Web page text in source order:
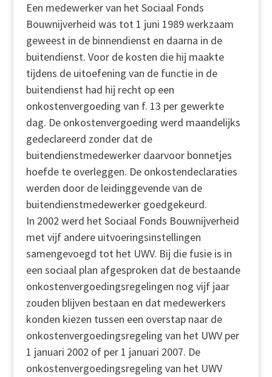
Een medewerker van het Sociaal Fonds
Bouwnijverheid was tot 1 juni 1989 werkzaam
geweest in de binnendienst en daarna in de
buitendienst. Voor de kosten die hij maakte
tijdens de uitoefening van de functie in de
buitendienst had hij recht op een
onkostenvergoeding van f. 13 per gewerkte
dag. De onkostenvergoeding werd maandelijks
gedeclareerd zonder dat de
buitendienstmedewerker daarvoor bonnetjes
hoefde te overleggen. De onkostendeclaraties
werden door de leidinggevende van de
buitendienstmedewerker goedgekeurd.
In 2002 werd het Sociaal Fonds Bouwnijverheid
met vijf andere uitvoeringsinstellingen
samengevoegd tot het UWV. Bij die fusie is in
een sociaal plan afgesproken dat de bestaande
onkostenvergoedingsregelingen nog vijf jaar
zouden blijven bestaan en dat medewerkers
konden kiezen tussen een overstap naar de
onkostenvergoedingsregeling van het UWV per
1 januari 2002 of per 1 januari 2007. De
onkostenvergoedingsregeling van het UWV